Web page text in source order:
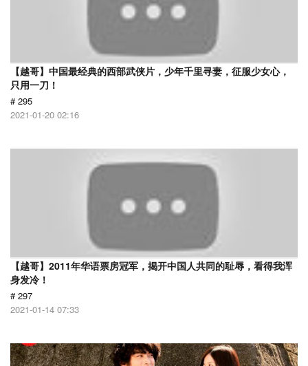
【越哥】中国最经典的西部武侠片，少年千里寻妻，征服少女心，
只用一刀！
# 295
2021-01-20 02:16
【越哥】2011年华语票房冠军，揭开中国人共同的耻辱，看得我浑
身发冷！
# 297
2021-01-14 07:33